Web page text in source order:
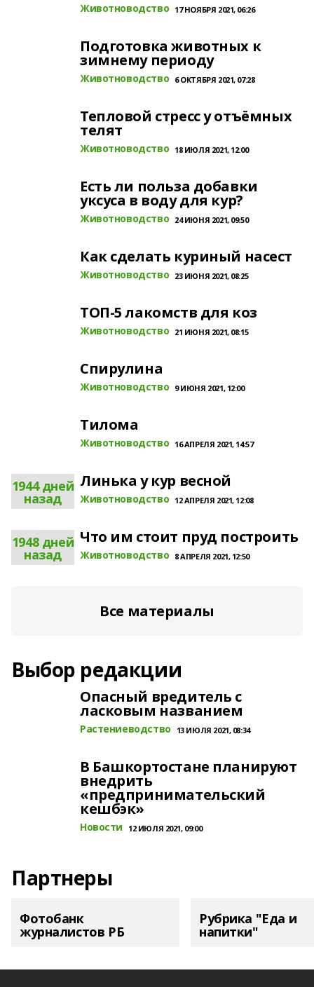
Животноводство 17 НОЯБРЯ 2021, 06:26
Подготовка животных к
зимнему периоду
Животноводство 6 ОКТЯБРЯ 2021, 07:28
Тепловой стресс у отъёмных
телят
Животноводство 18 ИЮЛЯ 2021, 12:00
Есть ли польза добавки
уксуса в воду для кур?
Животноводство 24 ИЮНЯ 2021, 09:50
Как сделать куриный насест
Животноводство 23 ИЮНЯ 2021, 08:25
ТОП-5 лакомств для коз
Животноводство 21 ИЮНЯ 2021, 08:15
Спирулина
Животноводство 9 ИЮНЯ 2021, 12:00
Tилома
Животноводство 16 АПРЕЛЯ 2021, 14:57
1944 дней
назад
Линька у кур весной
Животноводство 12 АПРЕЛЯ 2021, 12:08
1948 дней
назад
Что им стоит пруд построить
Животноводство 8 АПРЕЛЯ 2021, 12:50
Все материалы
Выбор редакции
Опасный вредитель с
ласковым названием
Растениеводство 13 ИЮЛЯ 2021, 08:34
В Башкортостане планируют
внедрить
«предпринимательский
кешбэк»
Новости 12 ИЮЛЯ 2021, 09:00
Партнеры
Фотобанк
журналистов РБ
Рубрика "Еда и
напитки"